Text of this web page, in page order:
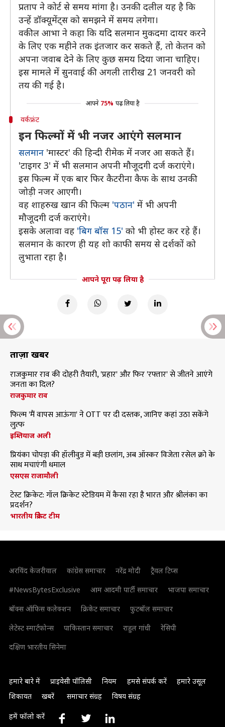
प्रताप ने कोर्ट से समय मांगा है। उनकी दलील यह है कि
उन्हें डॉक्यूमेंट्स को समझने में समय लगेगा।
वकील आभा ने कहा कि यदि सलमान मुकदमा दायर करने
के लिए एक महीने तक इंतजार कर सकते हैं, तो केतन को
अपना जवाब देने के लिए कुछ समय दिया जाना चाहिए।
इस मामले में सुनवाई की अगली तारीख 21 जनवरी को
तय की गई है।
आपने 75% पढ़ लिया है
वर्कफ्रंट
इन फिल्मों में भी नजर आएंगे सलमान
सलमान 'मास्टर' की हिन्दी रीमेक में नजर आ सकते हैं।
'टाइगर 3' में भी सलमान अपनी मौजूदगी दर्ज कराएंगे।
इस फिल्म में एक बार फिर कैटरीना कैफ के साथ उनकी
जोड़ी नजर आएगी।
वह शाहरुख खान की फिल्म 'पठान' में भी अपनी
मौजूदगी दर्ज कराएंगे।
इसके अलावा वह 'बिग बॉस 15' को भी होस्ट कर रहे हैं।
सलमान के कारण ही यह शो काफी समय से दर्शकों को
लुभाता रहा है।
आपने पूरा पढ़ लिया है
ताज़ा खबरें
राजकुमार राव की दोहरी तैयारी, 'प्रहार' और फिर 'रफ्तार' से जीतने आएंगे
जनता का दिल?
राजकुमार राव
फिल्म 'मैं वापस आऊंगा' ने OTT पर दी दस्तक, जानिए कहां उठा सकेंगे
लुत्फ
इम्तियाज अली
प्रियंका चोपड़ा की हॉलीवुड में बड़ी छलांग, अब ऑस्कर विजेता रसेल क्रो के
साथ मचाएंगी धमाल
एसएस राजामौली
टेस्ट क्रिकेट: गॉल क्रिकेट स्टेडियम में कैसा रहा है भारत और श्रीलंका का
प्रदर्शन?
भारतीय क्रिकेट टीम
अरविंद केजरीवाल कांग्रेस समाचार नरेंद्र मोदी
ट्रैवल टिप्स
#NewsBytesExclusive
आम आदमी पार्टी समाचार
भाजपा समाचार
बॉक्स ऑफिस कलेक्शन
क्रिकेट समाचार
फुटबॉल समाचार
लेटेस्ट स्मार्टफोन्स
पाकिस्तान समाचार राहुल गांधी
रेसिपी
दक्षिण भारतीय सिनेमा
हमारे बारे में प्राइवेसी पॉलिसी नियम हमसे संपर्क करें
हमारे उसूल
शिकायत
खबरें समाचार संग्रह विषय संग्रह
हमें फॉलो करें